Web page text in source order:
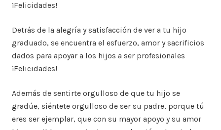
¡Felicidades!
Detrás de la alegría y satisfacción de ver a tu hijo
graduado, se encuentra el esfuerzo, amor y sacrificios
dados para apoyar a los hijos a ser profesionales
¡Felicidades!
Además de sentirte orgulloso de que tu hijo se
gradúe, siéntete orgulloso de ser su padre, porque tú
eres ser ejemplar, que con su mayor apoyo y su amor